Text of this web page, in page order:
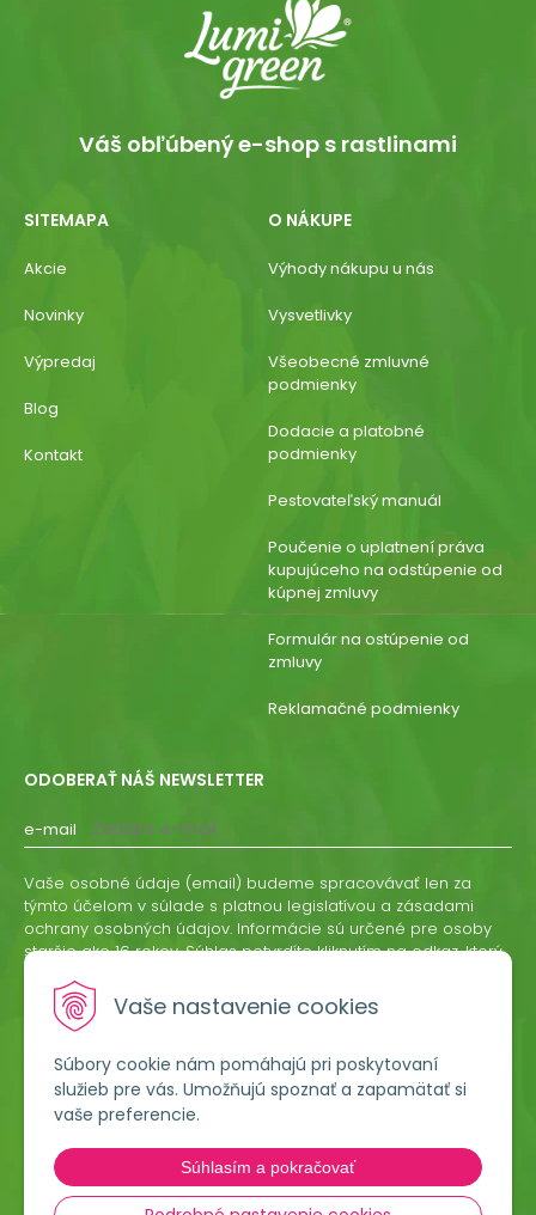
Vaše nastavenie cookies
Súbory cookie nám pomáhajú pri poskytovaní
služieb pre vás. Umožňujú spoznať a zapamätať si
vaše preferencie.
Súhlasím a pokračovať
Lumigreen, s.r.o.
Hradská 535
Váš obľúbený e-shop s rastlinami
SITEMAPA
Akcie
Novinky
Výpredaj
Blog
Kontakt
O NÁKUPE
Výhody nákupu u nás
Vysvetlivky
Všeobecné zmluvné
podmienky
Dodacie a platobné
podmienky
Pestovateľský manuál
Poučenie o uplatnení práva
kupujúceho na odstúpenie od
kúpnej zmluvy
Formulár na ostúpenie od
zmluvy
Reklamačné podmienky
ODOBERAŤ NÁŠ NEWSLETTER
e-mail
ODOBERAŤ
Vaše osobné údaje (email) budeme spracovávať len za
týmto účelom v súlade s platnou legislatívou a zásadami
ochrany osobných údajov. Informácie sú určené pre osoby
staršie ako 16 rokov. Súhlas potvrdíte kliknutím na odkaz, ktorý
odvolať písomne, emailom alebo kliknutím na odkaz z
ktoréhokoľvek informačného emailu.